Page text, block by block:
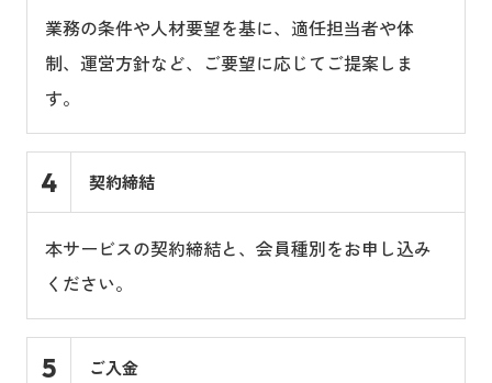
業務の条件や人材要望を基に、適任担当者や体
制、運営方針など、ご要望に応じてご提案しま
す。
4 契約締結
本サービスの契約締結と、会員種別をお申し込み
ください。
5 ご入金